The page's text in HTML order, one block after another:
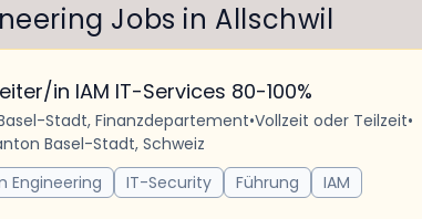
Jobs in Allschwil
in IAM IT-Services 80-100%
Stadt, Finanzdepartement•Vollzeit oder Teilzeit•
Basel-Stadt, Schweiz
Engineering
IT-Security Führung IAM